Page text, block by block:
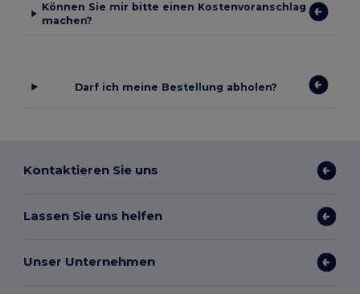
Können Sie mir bitte einen Kostenvoranschlag
machen?
Darf ich meine Bestellung abholen?
Kontaktieren Sie uns
Lassen Sie uns helfen
Unser Unternehmen